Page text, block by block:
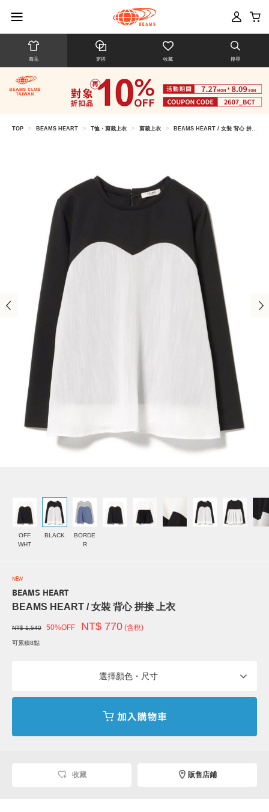
商品 穿搭 收藏 搜尋
TOP > BEAMS HEART > T恤・剪裁上衣 > 剪裁上衣 > BEAMS HEART / 女裝 背心 拼接 上衣
OFF
WHT
BLACK
BORDE
R
NEW
BEAMS HEART
BEAMS HEART / 女裝 背心 拼接 上衣
NT$ 1,540 50%OFF NT$ 770 (含稅)
可累積8點
選擇顏色・尺寸
收藏 販售店鋪